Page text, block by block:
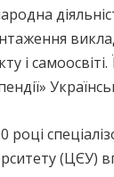
і
році
(ЦЄУ)